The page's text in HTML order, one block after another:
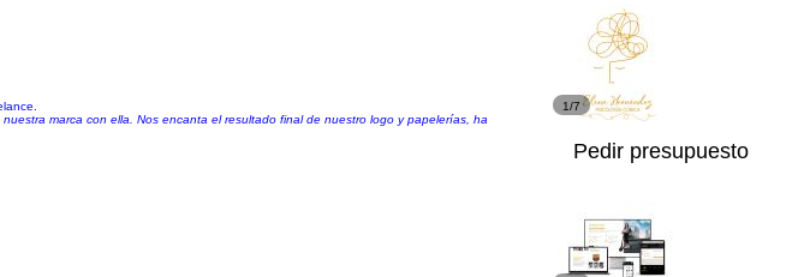
marca con ella. Nos encanta el resultado final de nuestro logo y papelerías, ha
1/7
Pedir presupuesto